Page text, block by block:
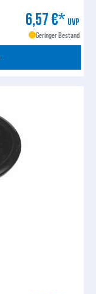
6,57 €* UVP
Geringer Bestand